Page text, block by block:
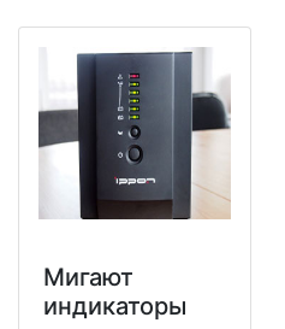
Мигают
индикаторы